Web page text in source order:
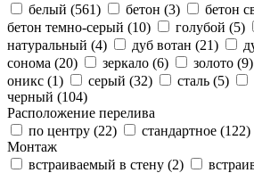
белый (561) бетон (3) бетон
бетон темно-серый (10) голубой (5)
натуральный (4) дуб вотан (21)
сонома (20) зеркало (6) золото (9)
оникс (1) серый (32) сталь (5)
черный (104)
Расположение перелива
по центру (22) стандартное (122)
Монтаж
встраиваемый в стену (2)